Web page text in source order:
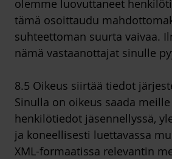
olemme luovuttaneet
tämä osoittaudu
suhteettoman suurta vaivaa.
nämä vastaanottajat sinulle
8.5 Oikeus siirtää tiedot
Sinulla on oikeus saada
henkilötiedot jäsennellyssä,
ja koneellisesti luettavassa
XML-formaatissa relevantin